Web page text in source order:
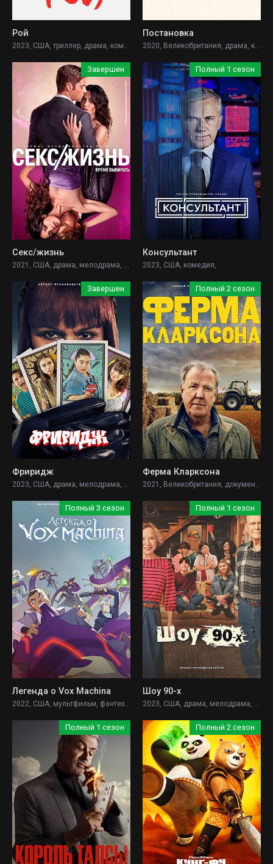
Рой
2023, США, триллер, драма, комедия,
Постановка
2020, Великобритания, драма, комедия,
Завершен
Секс/жизнь
2021, США, драма, мелодрама, комедия,
Полный 1 сезон
Консультант
2023, США, комедия,
Завершен
Фриридж
2023, США, драма, мелодрама, комедия, детектив,
Полный 2 сезон
Ферма Кларксона
2021, Великобритания, документальный, комедия,
Полный 3 сезон
Легенда о Vox Machina
2022, США, мультфильм, фэнтези, боевик, комедия, приключения,
Полный 1 сезон
Шоу 90-х
2023, США, драма, мелодрама, комедия,
Полный 1 сезон Полный 2 сезон